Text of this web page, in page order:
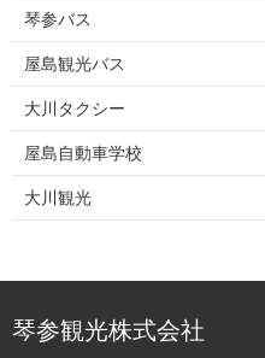
琴参バス
屋島観光バス
大川タクシー
屋島自動車学校
大川観光
琴参観光株式会社